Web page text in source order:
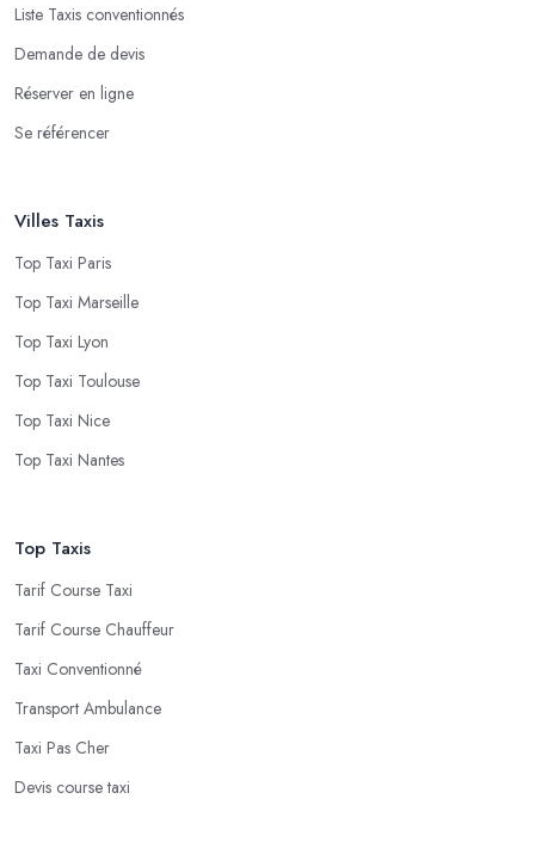
Liste Taxis conventionnés
Demande de devis
Réserver en ligne
Se référencer
Villes Taxis
Top Taxi Paris
Top Taxi Marseille
Top Taxi Lyon
Top Taxi Toulouse
Top Taxi Nice
Top Taxi Nantes
Top Taxis
Tarif Course Taxi
Tarif Course Chauffeur
Taxi Conventionné
Transport Ambulance
Taxi Pas Cher
Devis course taxi